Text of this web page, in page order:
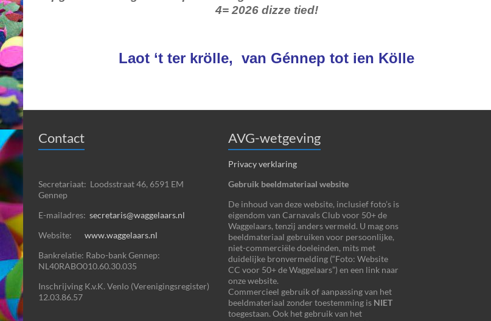
4= 2026 dizze tied!
Laot ‘t ter krölle, van Génnep tot ien Kölle
Contact
Secretariaat: Loodsstraat 46, 6591 EM
Gennep
E-mailadres: secretaris@waggelaars.nl
Website: www.waggelaars.nl
Bankrelatie: Rabo-bank Gennep:
NL40RABO010.60.30.035
Inschrijving K.v.K. Venlo (Verenigingsregister)
12.03.86.57
AVG-wetgeving
Privacy verklaring
Gebruik beeldmateriaal website
De inhoud van deze website, inclusief foto’s is
eigendom van Carnavals Club voor 50+ de
Waggelaars, tenzij anders vermeld. U mag ons
beeldmateriaal gebruiken voor persoonlijke,
niet-commerciële doeleinden, mits met
duidelijke bronvermelding (“Foto: Website
CC voor 50+ de Waggelaars”) en een link naar
onze website.
Commercieel gebruik of aanpassing van het
beeldmateriaal zonder toestemming is NIET
toegestaan. Ook het gebruik van het